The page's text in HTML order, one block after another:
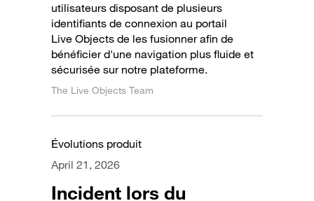
utilisateurs disposant de plusieurs
identifiants de connexion au portail
Live Objects de les fusionner afin de
bénéficier d'une navigation plus fluide et
sécurisée sur notre plateforme.
The Live Objects Team
Évolutions produit
April 21, 2026
Incident lors du